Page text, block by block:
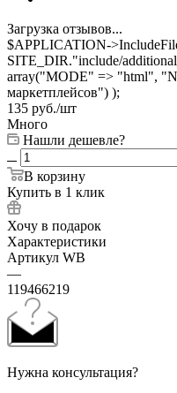
Загрузка отзывов...
$APPLICATION-
SITE_DIR."include/
array("MODE" => "html",
маркетплейсов") );
135 руб./шт
Много
Нашли дешевле?
В корзину
Купить в 1 клик
Хочу в подарок
Характеристики
Артикул WB
—
119466219
Нужна консультация?